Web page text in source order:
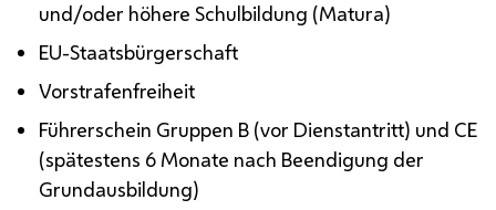
und/oder höhere Schulbildung (Matura)
EU-Staatsbürgerschaft
Vorstrafenfreiheit
Führerschein Gruppen B (vor Dienstantritt) und CE
(spätestens 6 Monate nach Beendigung der
Grundausbildung)